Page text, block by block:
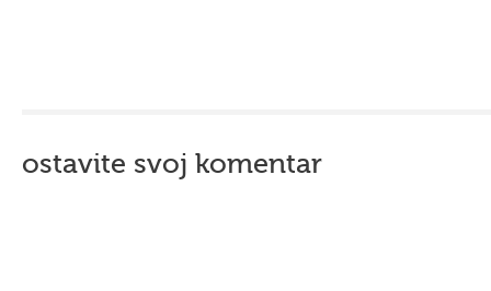
ostavite svoj komentar